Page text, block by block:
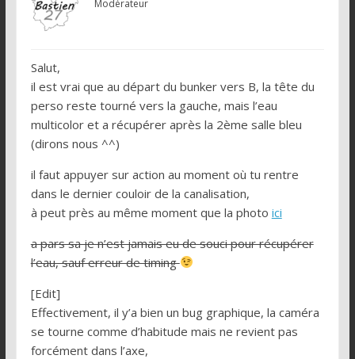
Modérateur
Salut,
il est vrai que au départ du bunker vers B, la tête du
perso reste tourné vers la gauche, mais l’eau
multicolor et a récupérer après la 2ème salle bleu
(dirons nous ^^)
il faut appuyer sur action au moment où tu rentre
dans le dernier couloir de la canalisation,
à peut près au même moment que la photo ici
a pars sa je n’est jamais eu de souci pour récupérer
l’eau, sauf erreur de timing
[Edit]
Effectivement, il y’a bien un bug graphique, la caméra
se tourne comme d’habitude mais ne revient pas
forcément dans l’axe,